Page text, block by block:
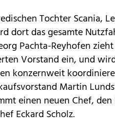
Tochter Scania,
dort das gesamte
Pachta-Reyhofen
Vorstand ein, und
konzernweit
Martin
einen neuen Chef,
Eckard Scholz.